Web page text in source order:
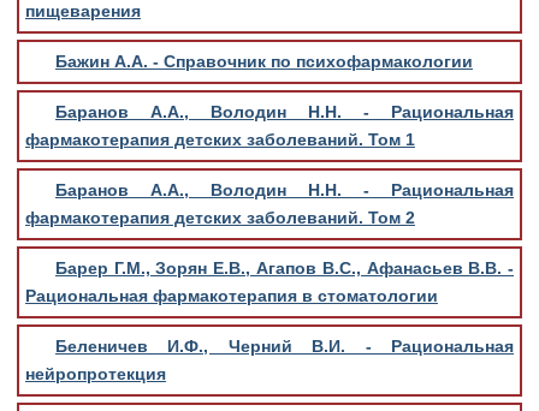
пищеварения
Бажин А.А. - Справочник по психофармакологии
Баранов А.А., Володин Н.Н. - Рациональная
фармакотерапия детских заболеваний. Том 1
Баранов А.А., Володин Н.Н. - Рациональная
фармакотерапия детских заболеваний. Том 2
Барер Г.М., Зорян Е.В., Агапов В.С., Афанасьев В.В. -
Рациональная фармакотерапия в стоматологии
Беленичев И.Ф., Черний В.И. - Рациональная
нейропротекция